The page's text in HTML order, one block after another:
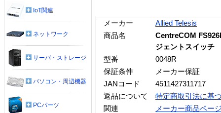
メーカー
Allied Telesis
商品名
CentreCOM
ジェントスイッチ
型番
0048R
保証条件
メーカー保証
JANコード
4511427311717
返品について
特定商取引法に基
関連
メーカー商品ペー
IoT関連
ネットワーク
サーバ・ストレージ
パソコン・周辺機器
PCパーツ